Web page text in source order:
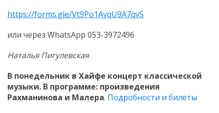
https://forms.gle/Vt9Po1AyqU9A7qvS
или через WhatsApp 053-3972496
Наталья Пигулевская
В понедельник в Хайфе концерт классической
музыки. В программе: произведения
Рахманинова и Малера. Подробности и билеты